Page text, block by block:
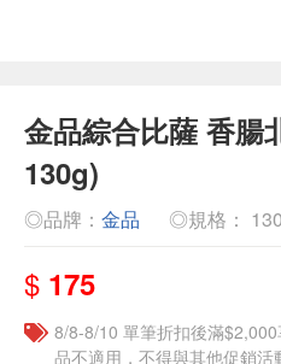
金品綜合比薩 香腸
130g)
◎品牌： 金品 ◎規格：
$ 175
8/8-8/10 單筆折扣後滿
品不適用，不得與其他促銷